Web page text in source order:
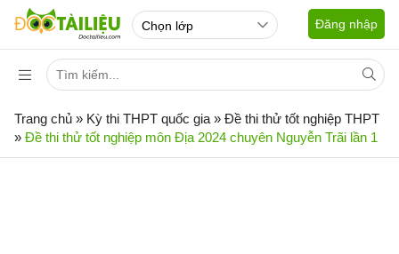
Đăng nhập
Trang chủ » Kỳ thi THPT quốc gia » Đề thi thử tốt nghiệp THPT
» Đề thi thử tốt nghiệp môn Địa 2024 chuyên Nguyễn Trãi lần 1